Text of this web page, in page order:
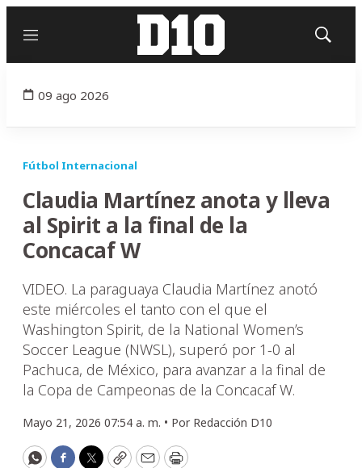
Menú
Mostrar
09 ago 2026
Fútbol Internacional
Claudia Martínez anota y lleva
al Spirit a la final de la
Concacaf W
VIDEO. La paraguaya Claudia Martínez anotó
este miércoles el tanto con el que el
Washington Spirit, de la National Women’s
Soccer League (NWSL), superó por 1-0 al
Pachuca, de México, para avanzar a la final de
la Copa de Campeonas de la Concacaf W.
Mayo 21, 2026 07:54 a. m. • Por Redacción D10